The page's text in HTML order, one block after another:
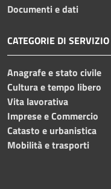
Documenti e dati
CATEGORIE DI SERVIZIO
Anagrafe e stato civile
Cultura e tempo libero
Vita lavorativa
Imprese e Commercio
Catasto e urbanistica
Mobilità e trasporti